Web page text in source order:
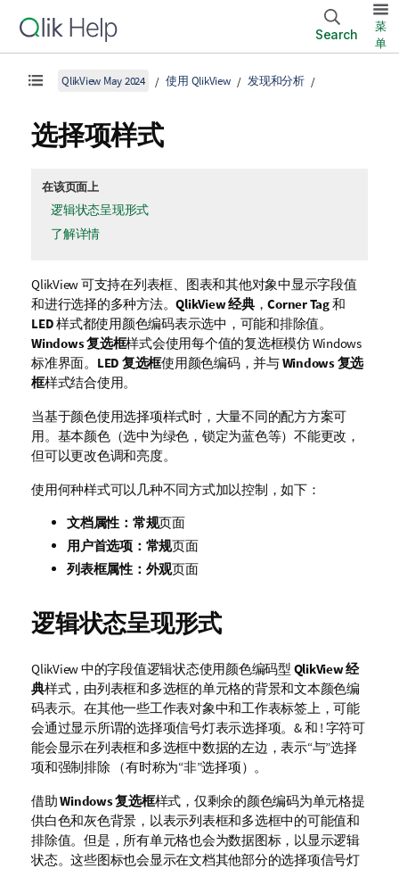
Search
菜
单
QlikView May 2024 使用 QlikView 发现和分析
选择项样式
在该页面上
逻辑状态呈现形式
了解详情
QlikView 可支持在列表框、图表和其他对象中显示字段值
和进行选择的多种方法。QlikView 经典，Corner Tag和
LED样式都使用颜色编码表示选中，可能和排除值。
Windows 复选框样式会使用每个值的复选框模仿 Windows
标准界面。 LED 复选框使用颜色编码，并与Windows 复选
框样式结合使用。
当基于颜色使用选择项样式时，大量不同的配方方案可
用。基本颜色（选中为绿色，锁定为蓝色等）不能更改，
但可以更改色调和亮度。
使用何种样式可以几种不同方式加以控制，如下：
文档属性：常规页面
用户首选项：常规页面
列表框属性：外观页面
逻辑状态呈现形式
QlikView 中的字段值逻辑状态使用颜色编码型 QlikView 经
典样式，由列表框和多选框的单元格的背景和文本颜色编
码表示。在其他一些工作表对象中和工作表标签上，可能
会通过显示所谓的选择项信号灯表示选择项。& 和 ! 字符可
能会显示在列表框和多选框中数据的左边，表示“与”选择
项和强制排除 （有时称为“非”选择项）。
借助Windows 复选框样式，仅剩余的颜色编码为单元格提
供白色和灰色背景，以表示列表框和多选框中的可能值和
排除值。但是，所有单元格也会为数据图标，以显示逻辑
状态。这些图标也会显示在文档其他部分的选择项信号灯